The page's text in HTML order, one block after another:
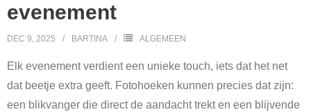
evenement
DEC 9, 2025 BARTINA ALGEMEEN
Elk evenement verdient een unieke touch, iets dat het net
dat beetje extra geeft. Fotohoeken kunnen precies dat zijn:
een blikvanger die direct de aandacht trekt en een blijvende